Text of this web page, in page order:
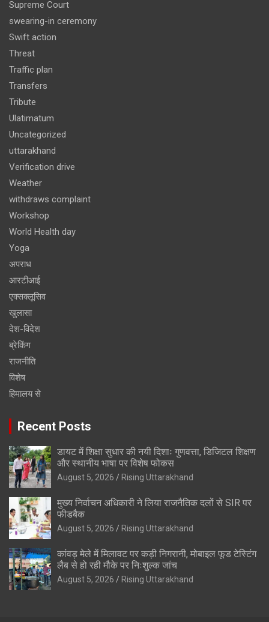
Supreme Court
swearing-in ceremony
Swift action
Threat
Traffic plan
Transfers
Tribute
Ulatimatum
Uncategorized
uttarakhand
Verification drive
Weather
withdraws complaint
Workshop
World Health day
Yoga
अपराध
आरटीआई
एक्सक्लूसिव
खुलासा
देश-विदेश
ब्रेकिंग
राजनीति
विशेष
हिमालय से
Recent Posts
डायट में शिक्षा सुधार की नयी दिशाः गुणवत्ता, डिजिटल शिक्षण
और स्थानीय भाषा पर विशेष फोकस
August 5, 2026 Rising Uttarakhand
मुख्य निर्वाचन अधिकारी ने लिया राजनैतिक दलों से SIR पर
फीडबैक
August 5, 2026 Rising Uttarakhand
कांवड़ मेले में मिलावट पर कड़ी निगरानी, मोबाइल फूड टेस्टिंग
लैब से हो रही मौके पर निःशुल्क जांच
August 5, 2026 Rising Uttarakhand